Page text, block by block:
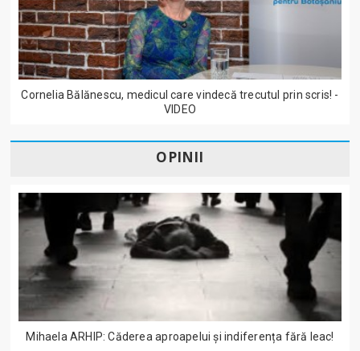
Cornelia Bălănescu, medicul care vindecă trecutul prin scris! -
VIDEO
OPINII
Mihaela ARHIP: Căderea aproapelui și indiferența fără leac!